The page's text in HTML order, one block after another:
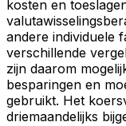
kosten en
andere individuele
verschillende
zijn daarom
besparingen en
gebruikt. Het
driemaandelijks